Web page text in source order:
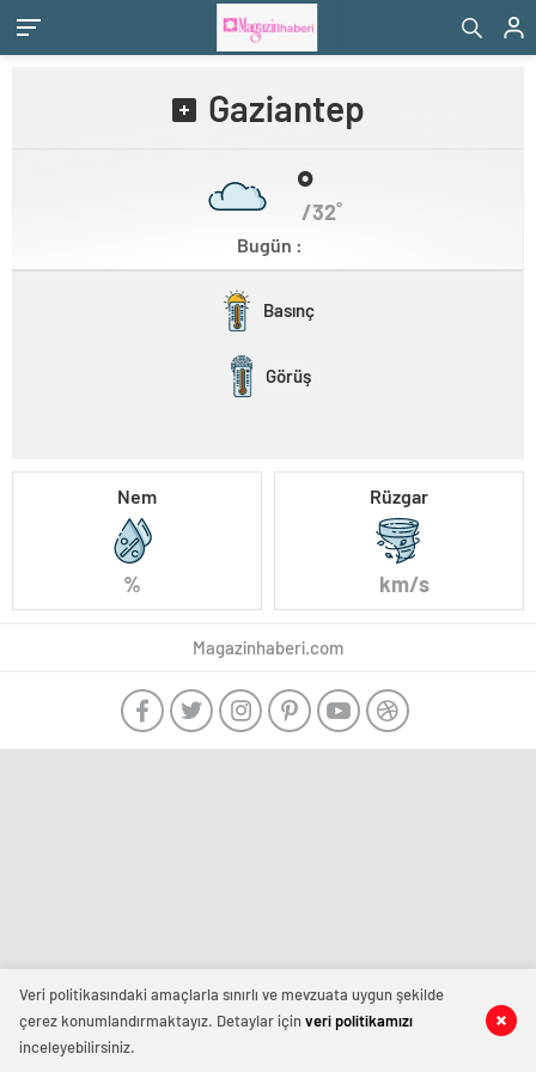
Gaziantep
˚
/32˚
Bugün :
Basınç
Görüş
Nem
%
Rüzgar
km/s
Magazinhaberi.com
Veri politikasındaki amaçlarla sınırlı ve mevzuata uygun şekilde
çerez konumlandırmaktayız. Detaylar içinveri politikamızı
inceleyebilirsiniz.